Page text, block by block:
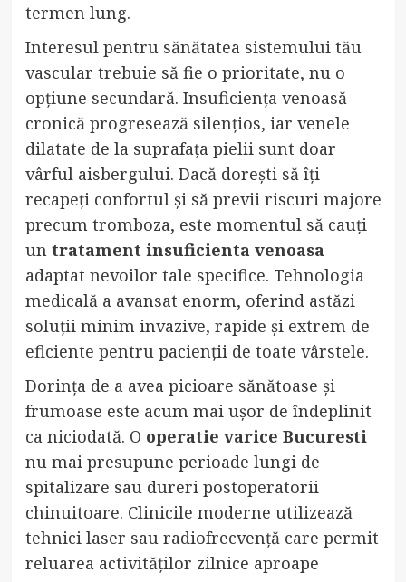
termen lung.
Interesul pentru sănătatea sistemului tău
vascular trebuie să fie o prioritate, nu o
opțiune secundară. Insuficiența venoasă
cronică progresează silențios, iar venele
dilatate de la suprafața pielii sunt doar
vârful aisbergului. Dacă dorești să îți
recapeți confortul și să previi riscuri majore
precum tromboza, este momentul să cauți
un tratament insuficienta venoasa
adaptat nevoilor tale specifice. Tehnologia
medicală a avansat enorm, oferind astăzi
soluții minim invazive, rapide și extrem de
eficiente pentru pacienții de toate vârstele.
Dorința de a avea picioare sănătoase și
frumoase este acum mai ușor de îndeplinit
ca niciodată. O operatie varice Bucuresti
nu mai presupune perioade lungi de
spitalizare sau dureri postoperatorii
chinuitoare. Clinicile moderne utilizează
tehnici laser sau radiofrecvență care permit
reluarea activităților zilnice aproape